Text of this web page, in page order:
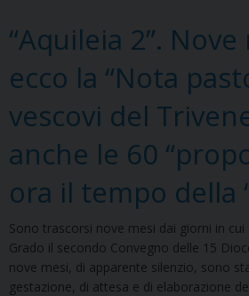
“Aquileia 2”.
ecco la “Nota
vescovi del
anche le 60
ora il tempo della
Sono trascorsi nove mesi dai giorni in
Grado il secondo Convegno delle 15
nove mesi, di apparente silenzio, sono
gestazione, di attesa e di elaborazione